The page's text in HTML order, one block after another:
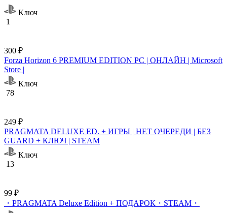
Ключ
1
300 ₽
Forza Horizon 6 PREMIUM EDITION PC | ОНЛАЙН | Microsoft
Store |
Ключ
78
249 ₽
PRAGMATA DELUXE ED. + ИГРЫ | НЕТ ОЧЕРЕДИ | БЕЗ
GUARD + КЛЮЧ | STEAM
Ключ
13
99 ₽
・PRAGMATA Deluxe Edition + ПОДАРОК・STEAM・